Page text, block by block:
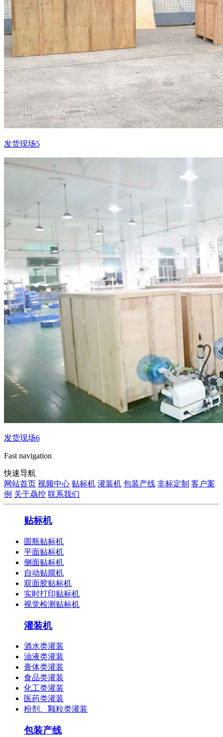
发货现场5
发货现场6
Fast navigation
快速导航
网站首页 视频中心 贴标机 灌装机 包装产线 非标定制 客户案
例 关于骉控 联系我们
贴标机
圆瓶贴标机
平面贴标机
侧面贴标机
自动贴膜机
双面胶贴标机
实时打印贴标机
视觉检测贴标机
灌装机
酒水类灌装
油液类灌装
膏体类灌装
食品类灌装
化工类灌装
医药类灌装
粉剂、颗粒类灌装
包装产线